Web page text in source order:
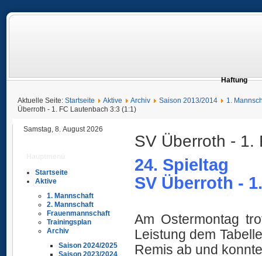
Haftung
Aktuelle Seite: Startseite Aktive Archiv Saison 2013/2014
1.
Überroth - 1. FC Lautenbach 3:3 (1:1)
Samstag, 8. August 2026
Startseite
Aktive
1. Mannschaft
2. Mannschaft
Frauenmannschaft
Trainingsplan
Archiv
Saison 2024/2025
Saison 2023/2024
SV Überroth - 1.
24. Spieltag
SV Überroth -
Am Ostermontag
Leistung dem
Remis ab und